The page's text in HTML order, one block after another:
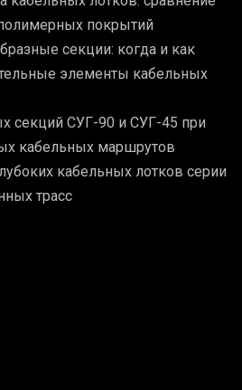
покрытий
секции: когда и как
элементы кабельных
секций СУГ-90 и СУГ-45 при
кабельных маршрутов
кабельных лотков серии
трасс